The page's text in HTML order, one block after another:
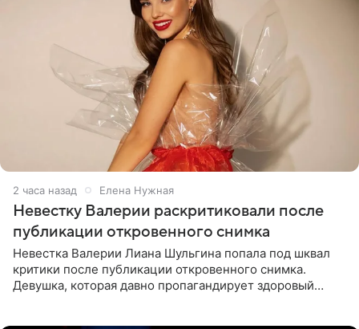
2 часа назад Елена Нужная
Невестку Валерии раскритиковали после
публикации откровенного снимка
Невестка Валерии Лиана Шульгина попала под шквал
критики после публикации откровенного снимка.
Девушка, которая давно пропагандирует здоровый